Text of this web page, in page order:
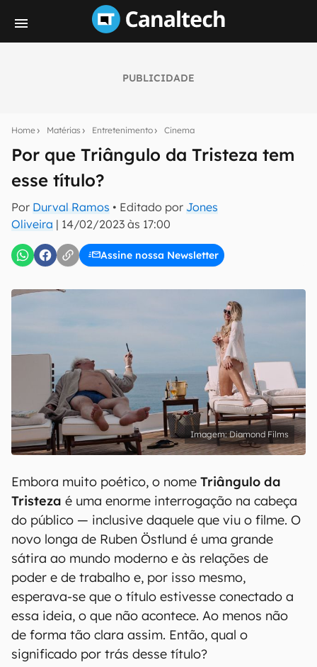
PUBLICIDADE
Home Matérias Entretenimento Cinema
Por que Triângulo da Tristeza tem
esse título?
Por Durval Ramos • Editado por Jones
Oliveira | 14/02/2023 às 17:00
Assine nossa Newsletter
notícias e reviews sobre tecnologia em primeira
E-mail
Uso e Política de Privacidade do Canaltech.
Diamond Films
Embora muito poético, o nome Triângulo da
Tristeza é uma enorme interrogação na cabeça
do público — inclusive daquele que viu o filme. O
novo longa de Ruben Östlund é uma grande
sátira ao mundo moderno e às relações de
poder e de trabalho e, por isso mesmo,
esperava-se que o título estivesse conectado a
essa ideia, o que não acontece. Ao menos não
de forma tão clara assim. Então, qual o
significado por trás desse título?